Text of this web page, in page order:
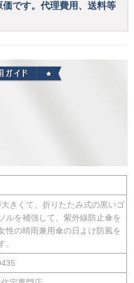
です。代理費用、送料等
きくて、折りたたみ式の黒いゴ
ルを補強して、紫外線防止傘を
性の晴雨兼用傘の日よけ防風を
。